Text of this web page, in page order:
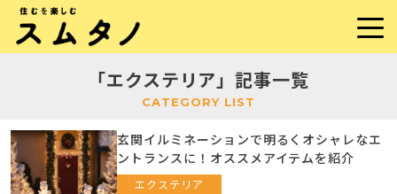
「エクステリア」記事一覧
CATEGORY LIST
玄関イルミネーションで明るくオシャレなエ
ントランスに！オススメアイテムを紹介
エクステリア